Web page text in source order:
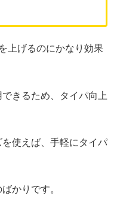
上げるのにかなり効果
きるため、タイパ向上
使えば、手軽にタイパ
かりです。